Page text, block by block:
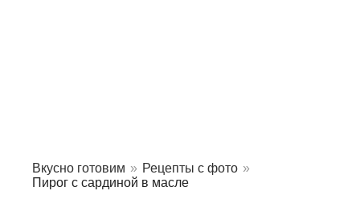
Вкусно готовим » Рецепты с фото »
Пирог с сардиной в масле